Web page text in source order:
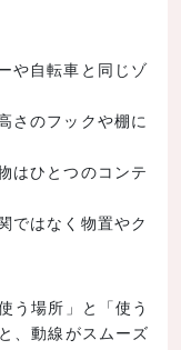
や自転車と同じゾ
さのフックや棚に
はひとつのコンテ
ではなく物置やク
う場所」と「使う
、動線がスムーズ